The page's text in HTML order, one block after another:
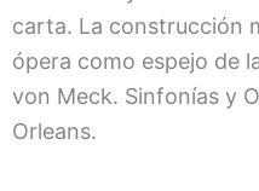
carta. La construcción
ópera como espejo de
von Meck. Sinfonías y
Orleans.